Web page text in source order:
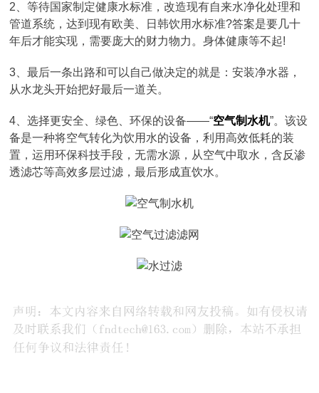
2、等待国家制定健康水标准，改造现有自来水净化处理和
管道系统，达到现有欧美、日韩饮用水标准?答案是要几十
年后才能实现，需要庞大的财力物力。身体健康等不起!
3、最后一条出路和可以自己做决定的就是：安装净水器，
从水龙头开始把好最后一道关。
4、选择更安全、绿色、环保的设备——“空气制水机”。该设
备是一种将空气转化为饮用水的设备，利用高效低耗的装
置，运用环保科技手段，无需水源，从空气中取水，含反渗
透滤芯等高效多层过滤，最后形成直饮水。